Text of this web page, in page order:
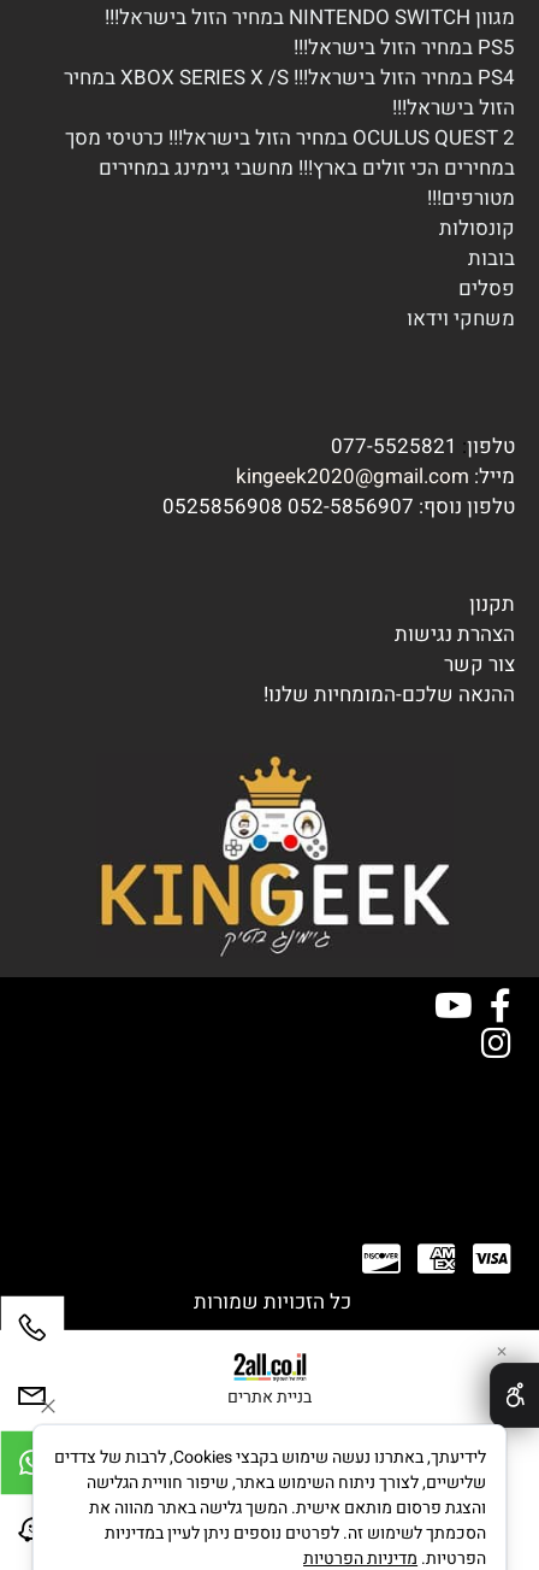
מגוון NINTENDO SWITCH במחיר הזול בישראל!!!
PS5 במחיר הזול בישראל!!!
PS4 במחיר הזול בישראל!!! XBOX SERIES X /S במחיר
הזול בישראל!!!
OCULUS QUEST 2 במחיר הזול בישראל!!! כרטיסי מסך
במחירים הכי זולים בארץ!!! מחשבי גיימינג במחירים
מטורפים!!!
קונסולות
בובות
פסלים
משחקי וידאו
טלפון:
077-5525821
מייל: kingeek2020@gmail.com
טלפון נוסף:
052-5856907 0525856908
תקנון
הצהרת נגישות
צור קשר
ההנאה שלכם-המומחיות שלנו!
כל הזכויות שמורות
בניית אתרים
✕
לידיעתך, באתרנו נעשה שימוש בקבצי Cookies, לרבות של צדדים
שלישיים, לצורך ניתוח השימוש באתר, שיפור חוויית הגלישה
והצגת פרסום מותאם אישית. המשך גלישה באתר מהווה את
הסכמתך לשימוש זה. לפרטים נוספים ניתן לעיין במדיניות
הפרטיות. מדיניות הפרטיות